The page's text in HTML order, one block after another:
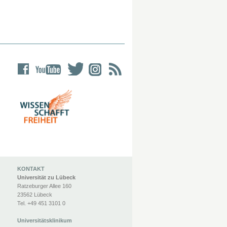
KONTAKT
Universität zu Lübeck
Ratzeburger Allee 160
23562 Lübeck
Tel. +49 451 3101 0
Universitätsklinikum